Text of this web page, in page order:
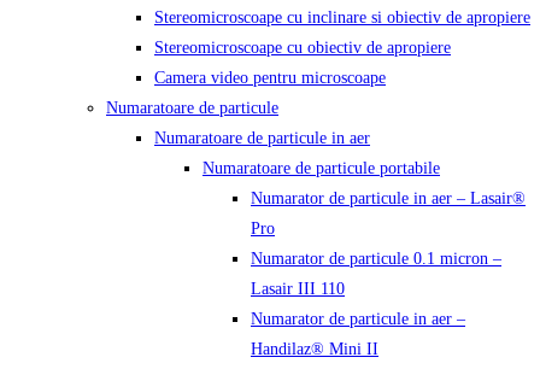
Stereomicroscoape cu inclinare si obiectiv de apropiere
Stereomicroscoape cu obiectiv de apropiere
Camera video pentru microscoape
Numaratoare de particule
Numaratoare de particule in aer
Numaratoare de particule portabile
Numarator de particule in aer – Lasair®
Pro
Numarator de particule 0.1 micron –
Lasair III 110
Numarator de particule in aer –
Handilaz® Mini II